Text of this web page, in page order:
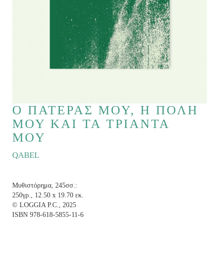
Ο ΠΑΤΕΡΑΣ ΜΟΥ, Η ΠΟΛΗ
ΜΟΥ ΚΑΙ ΤΑ ΤΡΙΑΝΤΑ
ΜΟΥ
QABEL
Μυθιστόρημα, 245σσ.:
250γρ., 12.50 x 19.70 εκ.
© LOGGIA P.C., 2025
ISBN 978-618-5855-11-6